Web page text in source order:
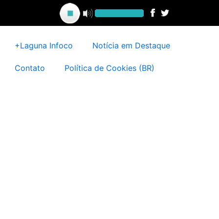
conteúdo
+Laguna Infoco Notícia em Destaque
Contato Política de Cookies (BR)